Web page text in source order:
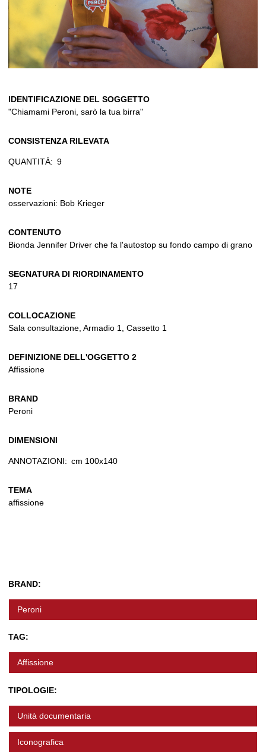
IDENTIFICAZIONE DEL SOGGETTO
"Chiamami Peroni, sarò la tua birra"
CONSISTENZA RILEVATA
QUANTITÀ: 9
NOTE
osservazioni: Bob Krieger
CONTENUTO
Bionda Jennifer Driver che fa l'autostop su fondo campo di grano
SEGNATURA DI RIORDINAMENTO
17
COLLOCAZIONE
Sala consultazione, Armadio 1, Cassetto 1
DEFINIZIONE DELL'OGGETTO 2
Affissione
BRAND
Peroni
DIMENSIONI
ANNOTAZIONI: cm 100x140
TEMA
affissione
BRAND:
Peroni
TAG:
Affissione
TIPOLOGIE:
Unità documentaria
Iconografica